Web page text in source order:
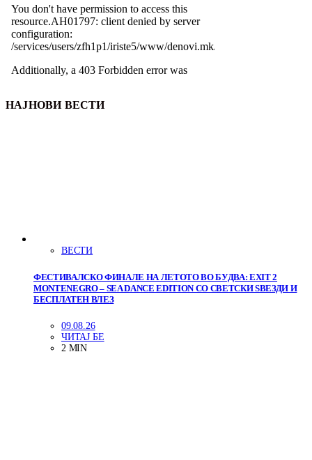
НАЈНОВИ ВЕСТИ
ВЕСТИ
ФЕСТИВАЛСКО ФИНАЛЕ НА ЛЕТОТО ВО БУДВА: EXIT 2
MONTENEGRO – SEA DANCE EDITION СО СВЕТСКИ ЅВЕЗДИ И
БЕСПЛАТЕН ВЛЕЗ
09.08.26
ЧИТАЈ БЕ
2 MIN